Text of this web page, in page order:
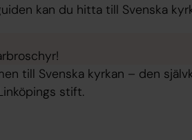
kan du hitta till Svenska
till Svenska kyrkan – den
stift.